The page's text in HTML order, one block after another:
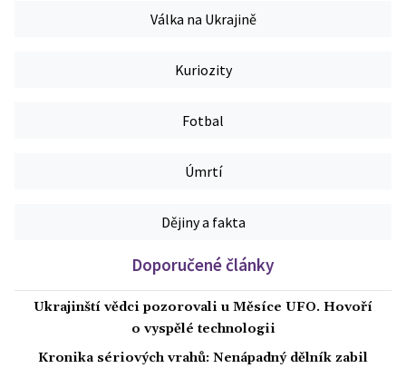
Válka na Ukrajině
Kuriozity
Fotbal
Úmrtí
Dějiny a fakta
Doporučené články
Ukrajinští vědci pozorovali u Měsíce UFO. Hovoří
o vyspělé technologii
Kronika sériových vrahů: Nenápadný dělník zabil